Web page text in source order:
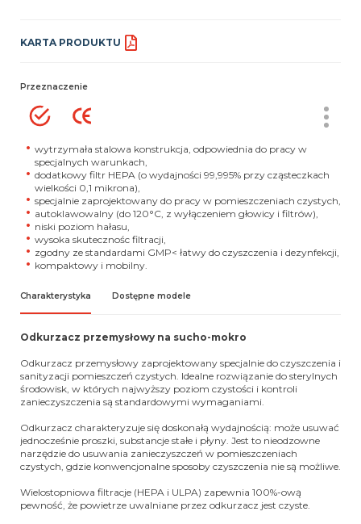
KARTA PRODUKTU
Przeznaczenie
wytrzymała stalowa konstrukcja, odpowiednia do pracy w
specjalnych warunkach,
dodatkowy filtr HEPA (o wydajności 99,995% przy cząsteczkach
wielkości 0,1 mikrona),
specjalnie zaprojektowany do pracy w pomieszczeniach czystych,
autoklawowalny (do 120°C, z wyłączeniem głowicy i filtrów),
niski poziom hałasu,
wysoka skutecznośc filtracji,
zgodny ze standardami GMP< łatwy do czyszczenia i dezynfekcji,
kompaktowy i mobilny.
Charakterystyka Dostępne modele
Odkurzacz przemysłowy na sucho-mokro
Odkurzacz przemysłowy zaprojektowany specjalnie do czyszczenia i
sanityzacji pomieszczeń czystych. Idealne rozwiązanie do sterylnych
środowisk, w których najwyższy poziom czystości i kontroli
zanieczyszczenia są standardowymi wymaganiami.
Odkurzacz charakteryzuje się doskonałą wydajnością: może usuwać
jednocześnie proszki, substancje stałe i płyny. Jest to nieodzowne
narzędzie do usuwania zanieczyszczeń w pomieszczeniach
czystych, gdzie konwencjonalne sposoby czyszczenia nie są możliwe.
Wielostopniowa filtracje (HEPA i ULPA) zapewnia 100%-ową
pewność, że powietrze uwalniane przez odkurzacz jest czyste.